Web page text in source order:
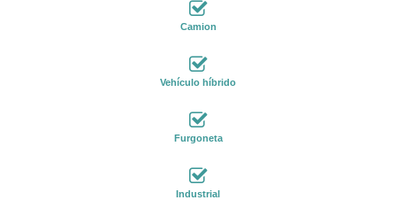
Camion
Vehículo híbrido
Furgoneta
Industrial